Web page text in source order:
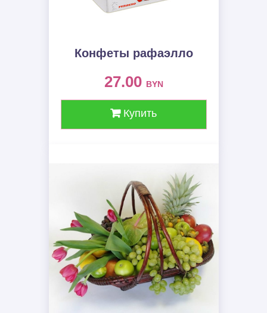
Конфеты рафаэлло
27.00 BYN
Купить